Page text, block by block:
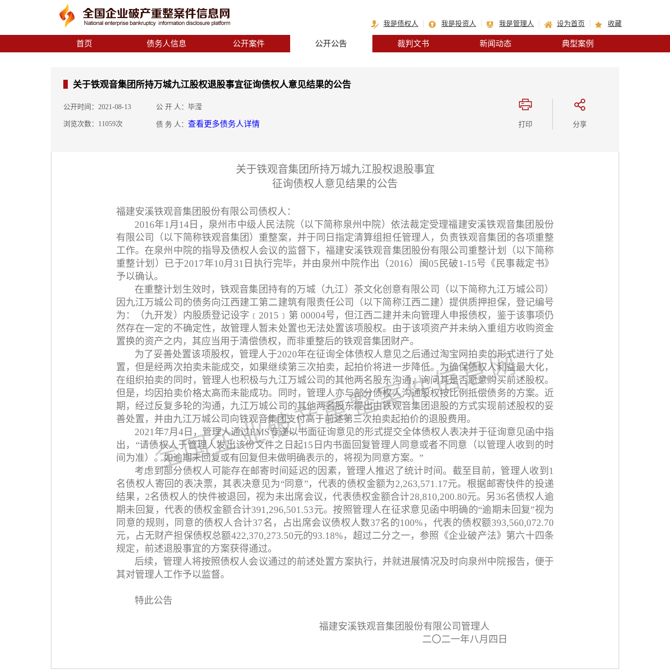
我是债权人 我是投资人 我是管理人 设为首页 收藏
首页 债务人信息 公开案件 公开公告 裁判文书 新闻动态 典型案例
关于铁观音集团所持万城九江股权退股事宜征询债权人意见结果的公告
公开时间：2021-08-13 公 开 人：毕滢
浏览次数：11059次 债 务 人： 查看更多债务人详情 打印 分享
关于铁观音集团所持万城九江股权退股事宜
征询债权人意见结果的公告
福建安溪铁观音集团股份有限公司债权人：
2016年1 月 14日，泉州市中级人民法院（以下简称泉州中院）依法裁定受理福建安溪铁观音集团股份
有限公司（以下简称铁观音集团）重整案，并于同日指定清算组担任管理人，负责铁观音集团的各项重整
工作。在泉州中院的指导及债权人会议的监督下，福建安溪铁观音集团股份有限公司重整计划（以下简称
重整计划）已于2017年10月 31 日执行完毕，并由泉州中院作出（2016）闽05 民破1-15号《民事裁定书》
予以确认。
在重整计划生效时，铁观音集团持有的万城（九江）茶文化创意有限公司（以下简称九江万城公司）
因九江万城公司的债务向江西建工第二建筑有限责任公司（以下简称江西二建）提供质押担保，登记编号
为：（九开发）内股质登记设字 ﹝ 2015 ﹞ 第 00004号，但江西二建并未向管理人申报债权，鉴于该事项仍
然存在一定的不确定性，故管理人暂未处置也无法处置该项股权。由于该项资产并未纳入重组方收购资金
置换的资产之内，其应当用于清偿债权，而非重整后的铁观音集团财产。
为了妥善处置该项股权，管理人于2020年在征询全体债权人意见之后通过淘宝网拍卖的形式进行了处
置，但是经两次拍卖未能成交，如果继续第三次拍卖，起拍价将进一步降低。为确保债权人利益最大化，
在组织拍卖的同时，管理人也积极与九江万城公司的其他两名股东沟通，询问其是否愿意购买前述股权。
但是，均因拍卖价格太高而未能成功。同时，管理人亦与部分债权人沟通股权按比例抵偿债务的方案。近
期，经过反复多轮的沟通，九江万城公司的其他两名股东提出由铁观音集团退股的方式实现前述股权的妥
善处置，并由九江万城公司向铁观音集团支付高于前述第三次拍卖起拍价的退股费用。
2021 年7月 4日，管理人通过EMS专递以书面征询意见的形式提交全体债权人表决并于征询意见函中指
出， “请债权人于管理人发出该份文件之日起15 日内书面回复管理人同意或者不同意（以管理人收到的时
间为准）。如逾期未回复或有回复但未做明确表示的，将视为同意方案。 ”
考虑到部分债权人可能存在邮寄时间延迟的因素，管理人推迟了统计时间。截至目前，管理人收到 1
名债权人寄回的表决票，其表决意见为“同意”，代表的债权金额为2,263,571.17元。根据邮寄快件的投递
结果， 2名债权人的快件被退回，视为未出席会议，代表债权金额合计28,810,200.80元。另36名债权人逾
期未回复，代表的债权金额合计391,296,501.53元。按照管理人在征求意见函中明确的“逾期未回复”视为
同意的规则，同意的债权人合计37名，占出席会议债权人数37名的100% ，代表的债权额393,560,072.70
元，占无财产担保债权总额422,370,273.50元的93.18%，超过二分之一，参照《企业破产法》第六十四条
规定，前述退股事宜的方案获得通过。
后续，管理人将按照债权人会议通过的前述处置方案执行，并就进展情况及时向泉州中院报告，便于
其对管理人工作予以监督。
特此公告
福建安溪铁观音集团股份有限公司管理人
二〇二一年八月四日